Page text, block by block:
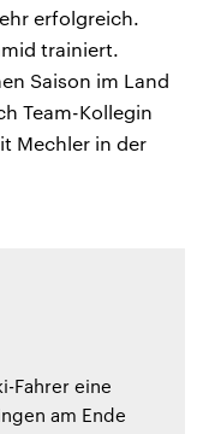
erfolgreich.
trainiert.
Saison im Land
Team-Kollegin
Mechler in der
Fahrer eine
am Ende